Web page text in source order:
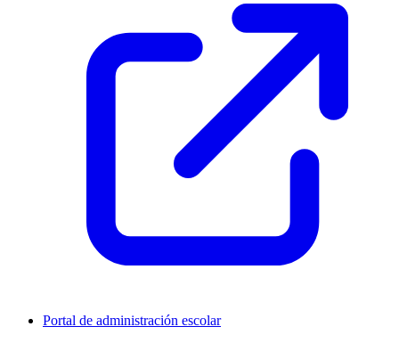
Portal de administración escolar